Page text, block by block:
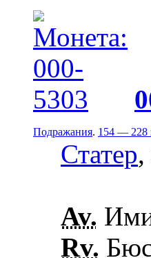
Подражания. 154 — 228
Статер
Av.
Rv.